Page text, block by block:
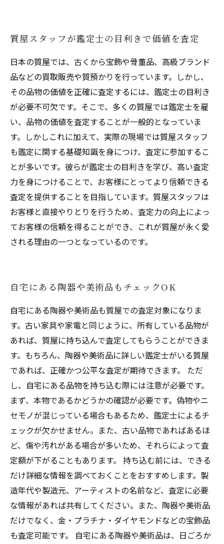
質屋スタッフが鑑定士の目利きで価値を査定
日本の質屋では、古くから宝飾や骨董品、高級ブランド
品などの買取販売や質預かりを行っています。しかし、
その品物の価値を正確に査定するには、鑑定士の目利き
が必要不可欠です。そこで、多くの質屋では鑑定士を雇
い、品物の価値を査定することが一般的となっていま
す。しかしこれに加えて、実際の現場では質屋スタッフ
も鑑定に関する基礎知識を身につけ、査定に参加するこ
とが多いです。彼らが鑑定士の目利きを学び、高い査定
力を身につけることで、お客様にとってより信頼できる
査定を提供することを目指しています。質屋スタッフは
お客様と直接やりとりを行うため、査定力の向上によっ
てお客様の信頼を得ることができ、これが質屋が永く愛
される理由の一つとなっているのです。
自宅にある陶器や美術品もチェックOK
自宅にある陶器や美術品も質屋での査定対象になりま
す。古い家具や家電と同じように、所有している品物が
あれば、質屋に持ち込んで査定してもらうことができま
す。もちろん、陶器や美術品に詳しい鑑定士がいる質屋
であれば、正確かつ公平な査定が期待できます。 ただ
し、自宅にある品物を持ち込む際には注意が必要です。
まず、本物であるかどうかの確認が必要です。偽物やニ
セモノが混じっている場合もあるため、鑑定士によるチ
ェックが欠かせません。また、古い品物であればあるほ
ど、傷や汚れがある場合が多いため、それらによって査
定額が下がることもあります。 持ち込む前には、できる
だけ詳細な情報を調べておくことをおすすめします。製
造年代や製造元、アーティストの名前など、査定に必要
な情報があれば共有してください。また、陶器や美術品
だけでなく、金・プラチナ・ダイヤモンドなどの宝飾品
も査定可能です。 自宅にある陶器や美術品は、日ごろか